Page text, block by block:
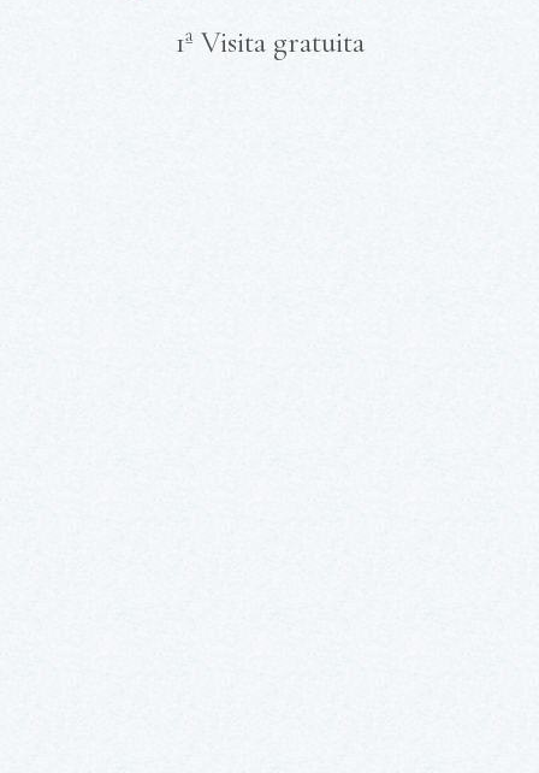
1ª Visita gratuita